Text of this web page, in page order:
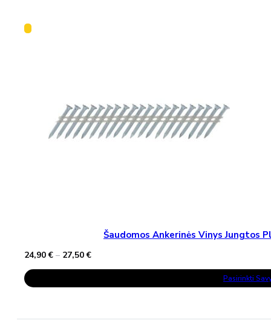
Šaudomos Ankerinės Vinys Jungtos
24,90€ – 27,50€Price
through
Pasirinkti
This
Product
Has
The